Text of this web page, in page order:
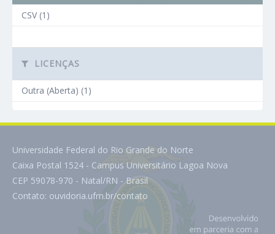
CSV (1)
LICENÇAS
Outra (Aberta) (1)
Universidade Federal do Rio Grande do Norte
Caixa Postal 1524 - Campus Universitário Lagoa Nova
CEP 59078-970 - Natal/RN - Brasil
Contato: ouvidoria.ufrn.br/contato